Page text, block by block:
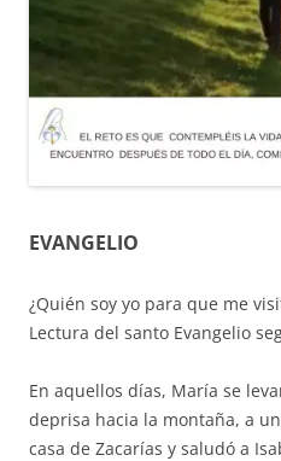
EVANGELIO
¿Quién soy yo para que me
Lectura del santo Evangelio
En aquellos días, María se
deprisa hacia la montaña, a
casa de Zacarías y saludó a